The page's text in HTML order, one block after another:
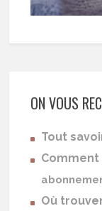
ON VOUS
Tout
Où